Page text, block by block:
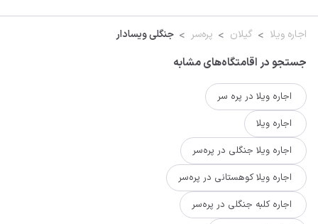
اجاره ویلا گیلان پره‌سر جنگلی ویسادار
جستجو در اقامتگاه‌های مشابه
اجاره ویلا در پره سر
اجاره ویلا
اجاره ویلا جنگلی در پره‌سر
اجاره ویلا کوهستانی در پره‌سر
اجاره کلبه جنگلی در پره‌سر